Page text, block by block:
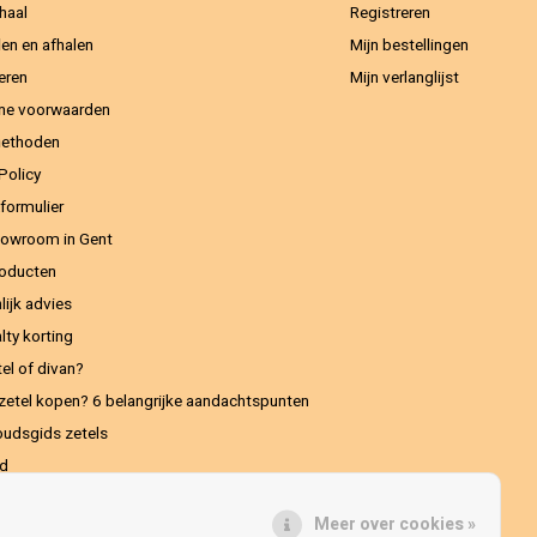
en afhalen
voorwaarden
in Gent
advies
korting
of divan?
kopen? 6 belangrijke aandachtspunten
zetels
Registreren
Mijn bestellingen
Mijn verlanglijst
Meer over cookies »